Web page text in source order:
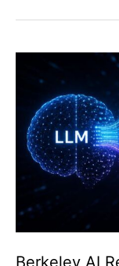
Berkeley AI